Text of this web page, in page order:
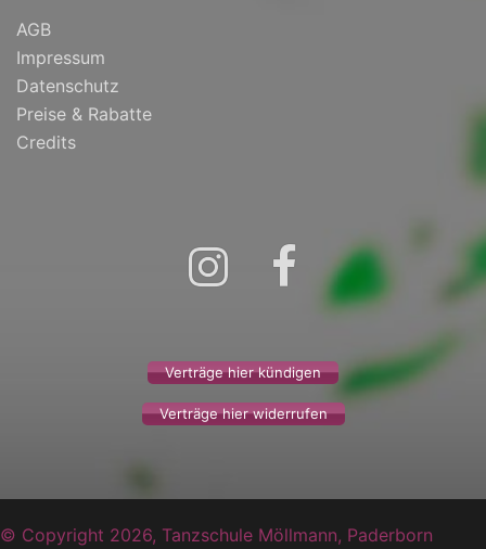
AGB
Impressum
Datenschutz
Preise & Rabatte
Credits
Instagram Facebook
Verträge hier kündigen
Verträge hier widerrufen
© Copyright 2026, Tanzschule Möllmann, Paderborn